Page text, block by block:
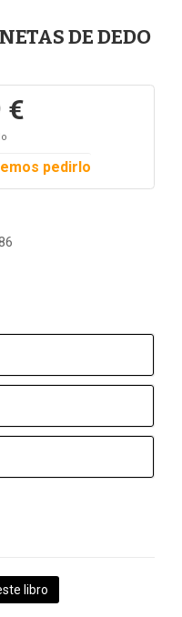
DE DEDO
€
pedirlo
libro